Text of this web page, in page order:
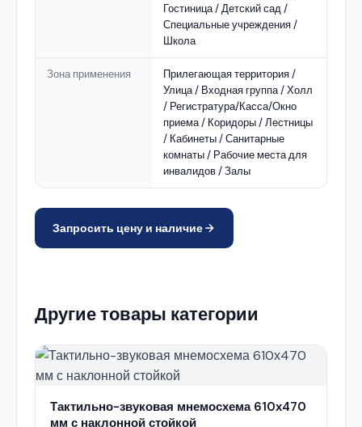
Гостиница / Детский сад /
Специальные учреждения /
Школа
Зона применения
Прилегающая территория /
Улица / Входная группа / Холл
/ Регистратура/Касса/Окно
приема / Коридоры / Лестницы
/ Кабинеты / Санитарные
комнаты / Рабочие места для
инвалидов / Залы
Запросить цену и наличие
Другие товары категории
Тактильно-звуковая мнемосхема 610х470
мм с наклонной стойкой